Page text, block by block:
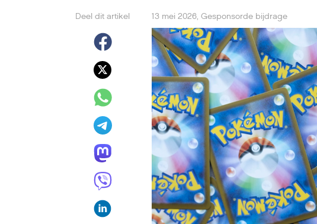
Deel dit artikel 13 mei 2026,Gesponsorde bijdrage